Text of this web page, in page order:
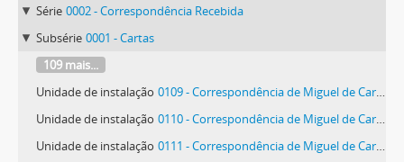
Série 0002 - Correspondência Recebida
Subsérie 0001 - Cartas
109 mais...
Unidade de instalação 0109 - Correspondência de Miguel de Carvalho
Unidade de instalação 0110 - Correspondência de Miguel de Carvalho
Unidade de instalação 0111 - Correspondência de Miguel de Carvalho